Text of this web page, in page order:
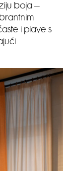
boja –
i plave s